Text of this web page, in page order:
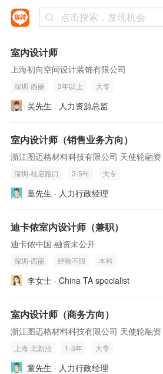
室内设计师
上海初向空间设计装饰有限公司
深圳-西丽 3年以上 大专
吴先生 · 人力资源总监
室内设计师（销售业务方向）
浙江图迈格材料科技有限公司 天使轮融资
深圳-桂庙路口 3-5年 大专
童先生 · 人力行政经理
迪卡侬室内设计师（兼职）
迪卡侬中国 融资未公开
深圳-西丽 经验不限 本科
李女士 · China TA specialist
室内设计师（商务方向）
浙江图迈格材料科技有限公司 天使轮融资
上海-北新泾 1-3年 大专
童先生 · 人力行政经理